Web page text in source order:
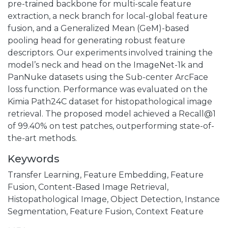
pre-trained backbone for multi-scale feature
extraction, a neck branch for local-global feature
fusion, and a Generalized Mean (GeM)-based
pooling head for generating robust feature
descriptors. Our experiments involved training the
model’s neck and head on the ImageNet-1k and
PanNuke datasets using the Sub-center ArcFace
loss function. Performance was evaluated on the
Kimia Path24C dataset for histopathological image
retrieval. The proposed model achieved a Recall@1
of 99.40% on test patches, outperforming state-of-
the-art methods.
Keywords
Transfer Learning, Feature Embedding, Feature
Fusion, Content-Based Image Retrieval ,
Histopathological Image, Object Detection, Instance
Segmentation, Feature Fusion, Context Feature